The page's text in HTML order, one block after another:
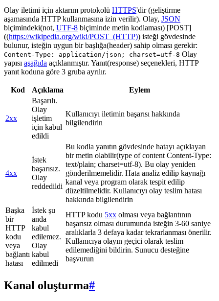
Olay iletimi için aktarım protokolü HTTPS'dir (geliştirme
aşamasında HTTP kullanmasına izin verilir). Olay, JSON
biçimindeki(not, UTF-8 biçiminde metin kodlaması) [POST]
((https://wikipedia.org/wiki/POST_(HTTP)) isteği gövdesinde
bulunur, isteğin uygun bir başlığa(header) sahip olması gerekir:
Content-Type: application/json; charset=utf-8 Olay
yapısı aşağıda açıklanmıştır. Yanıt(response) seçenekleri, HTTP
yanıt koduna göre 3 gruba ayrılır.
Kod Açıklama Eylem
2xx
Başarılı.
Olay
işletim
için kabul
edildi
Kullanıcıyı iletimin başarısı hakkında
bilgilendirin
4xx
İstek
başarısız.
Olay
reddedildi
Bu kodla yanıtın gövdesinde hatayı açıklayan
bir metin olabilir(type of content Content-Type:
text/plain; charset=utf-8). Bu olay yeniden
gönderilmemelidir. Hata analiz edilip kaynağı
kanal veya program olarak tespit edilip
düzeltilmelidir. Kullanıcıyı olay teslim hatası
hakkında bilgilendirin
Başka
bir
HTTP
kodu
veya
bağlantı
hatası
İstek şu
anda
kabul
edilemez.
Olay
kabul
edilmedi
HTTP kodu 5xx olması veya bağlantının
başarısız olması durumunda isteğin 3-60 saniye
aralıklarla 3 defaya kadar tekrarlanması önerilir.
Kullanıcıya olayın geçici olarak teslim
edilemediğini bildirin. Sunucu desteğine
başvurun
Kanal oluşturma#